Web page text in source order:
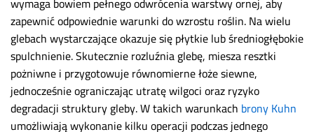
zapewnić odpowiednie warunki do wzrostu roślin. Na wielu
glebach wystarczające okazuje się płytkie lub średniogłębokie
spulchnienie. Skutecznie rozluźnia glebę, miesza resztki
pożniwne i przygotowuje równomierne łoże siewne,
jednocześnie ograniczając utratę wilgoci oraz ryzyko
degradacji struktury gleby. W takich warunkach brony Kuhn
umożliwiają wykonanie kilku operacji podczas jednego